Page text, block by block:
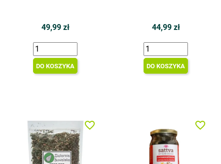
49,99 zł
DO KOSZYKA
44,99 zł
DO KOSZYKA
favorite_border favorite_border